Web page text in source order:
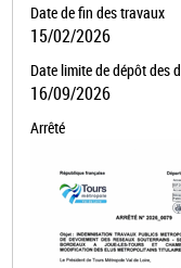
Date de fin des travaux
15/02/2026
Date limite de dépôt des
16/09/2026
Arrêté